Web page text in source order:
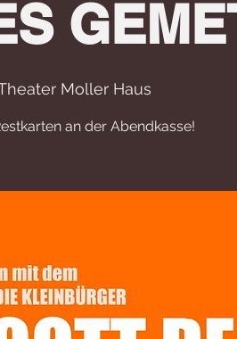
Moller Haus
an der Abendkasse!